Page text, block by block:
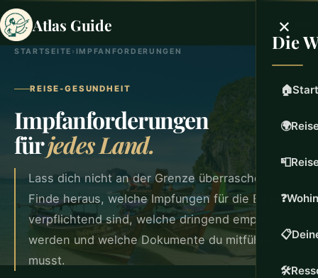
Atlas Guide ×
Die
🏠
🌍
📮
❓
📋
🛠️
STARTSEITE › IMPFANFORDERUNGEN
REISE-GESUNDHEIT
Impfanforderungen
fürjedes Land.
Lass dich nicht an der Grenze überraschen.
Finde heraus, welche Impfungen für die Einreise
verpflichtend sind, welche dringend empfohlen
werden und welche Dokumente du mitführen
musst.